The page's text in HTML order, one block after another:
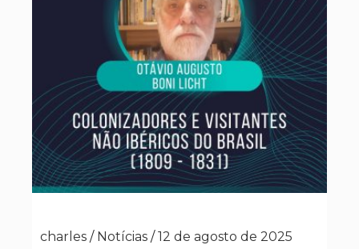
charles / Notícias / 12 de agosto de 2025